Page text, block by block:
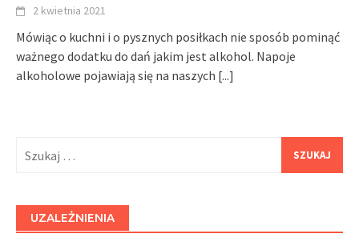
2 kwietnia 2021
Mówiąc o kuchni i o pysznych posiłkach nie sposób pominąć
ważnego dodatku do dań jakim jest alkohol. Napoje
alkoholowe pojawiają się na naszych [...]
UZALEŻNIENIA